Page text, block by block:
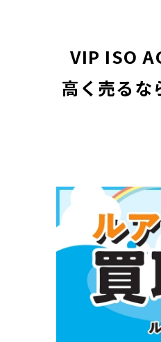
VIP ISO
高く売るな